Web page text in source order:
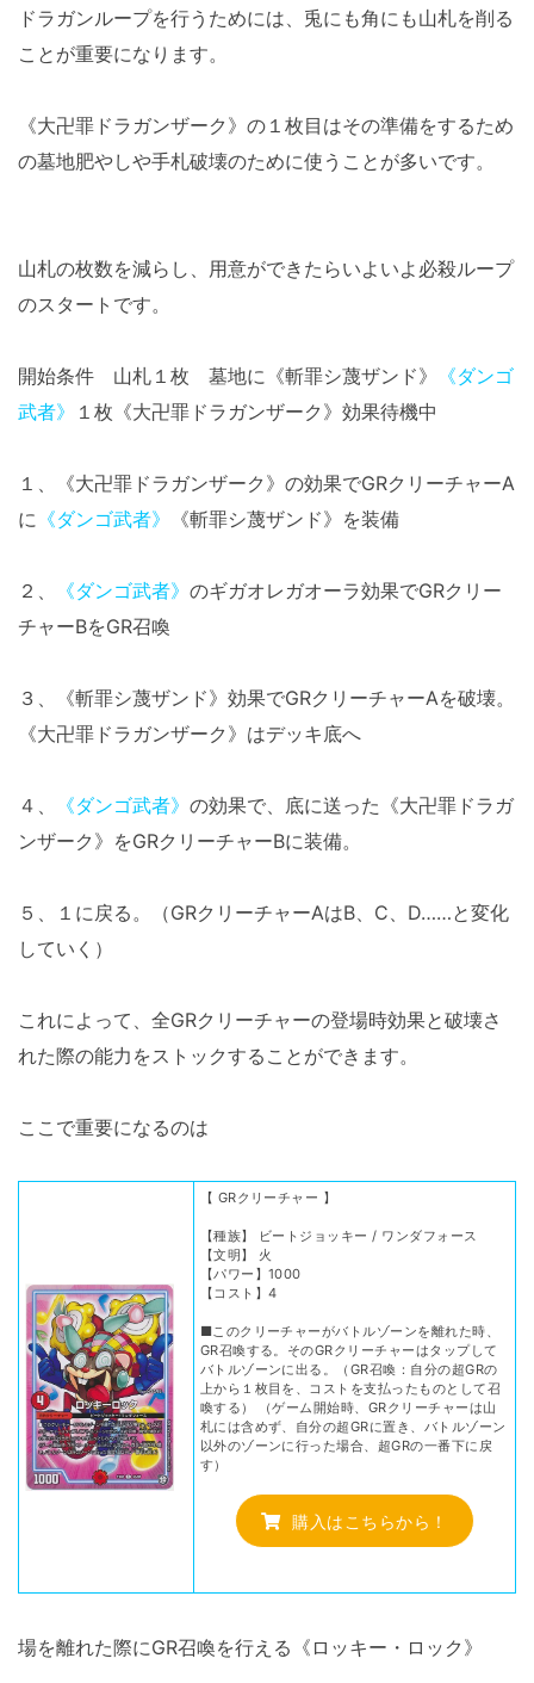
ドラガンループを行うためには、兎にも角にも山札を削る
ことが重要になります。
《大卍罪ドラガンザーク》の１枚目はその準備をするため
の墓地肥やしや手札破壊のために使うことが多いです。
山札の枚数を減らし、用意ができたらいよいよ必殺ループ
のスタートです。
開始条件 山札１枚 墓地に《斬罪シ蔑ザンド》
《ダンゴ
武者》
１枚《大卍罪ドラガンザーク》効果待機中
１、《大卍罪ドラガンザーク》の効果でGRクリーチャーA
に 《ダンゴ武者》 《斬罪シ蔑ザンド》を装備
２、 《ダンゴ武者》 のギガオレガオーラ効果でGRクリー
チャーBをGR召喚
３、《斬罪シ蔑ザンド》効果でGRクリーチャーAを破壊。
《大卍罪ドラガンザーク》はデッキ底へ
４、 《ダンゴ武者》 の効果で、底に送った《大卍罪ドラガ
ンザーク》をGRクリーチャーBに装備。
５、１に戻る。（GRクリーチャーAはB、C、D……と変化
していく）
これによって、全GRクリーチャーの登場時効果と破壊さ
れた際の能力をストックすることができます。
ここで重要になるのは
【 GRクリーチャー 】
【種族】 ビートジョッキー / ワンダフォース
【文明】 火
【パワー】1000
【コスト】4
■このクリーチャーがバトルゾーンを離れた時、
GR召喚する。そのGRクリーチャーはタップして
バトルゾーンに出る。（GR召喚：自分の超GRの
上から１枚目を、コストを支払ったものとして召
喚する） （ゲーム開始時、GRクリーチャーは山
札には含めず、自分の超GRに置き、バトルゾーン
以外のゾーンに行った場合、超GRの一番下に戻
す）
購入はこちらから！
場を離れた際にGR召喚を行える《ロッキー・ロック》